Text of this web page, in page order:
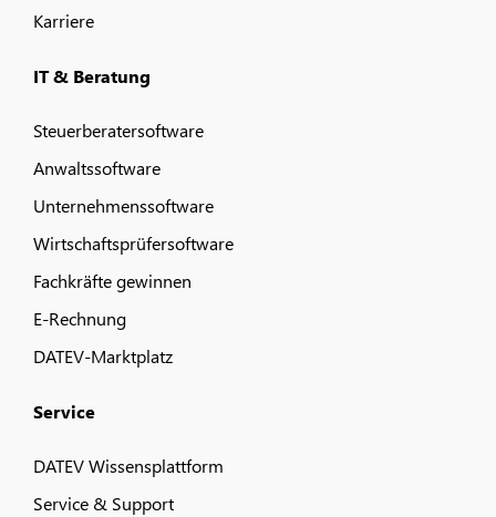
Karriere
IT & Beratung
Steuerberatersoftware
Anwaltssoftware
Unternehmenssoftware
Wirtschaftsprüfersoftware
Fachkräfte gewinnen
E-Rechnung
DATEV-Marktplatz
Service
DATEV Wissensplattform
Service & Support